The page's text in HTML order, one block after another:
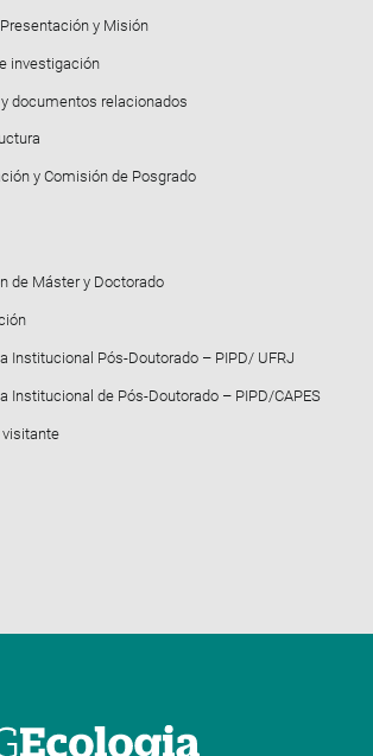
y Misión
investigación
documentos relacionados
y Comisión de Posgrado
de Máster y Doctorado
Institucional Pós-Doutorado – PIPD/ UFRJ
Institucional de Pós-Doutorado – PIPD/CAPES
visitante